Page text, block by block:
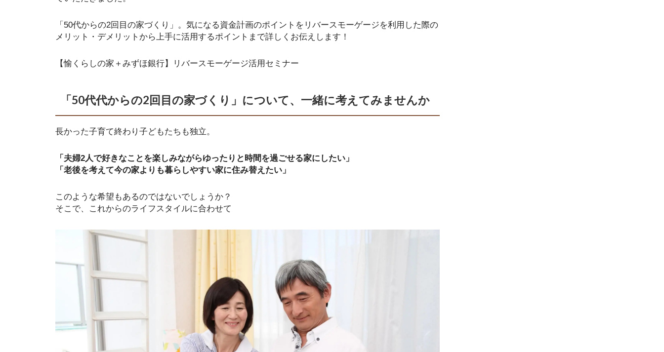
「50代からの2回目の家づくり」。気になる資金計画のポイントをリバースモーゲージを利用した際の
メリット・デメリットから上手に活用するポイントまで詳しくお伝えします！
【愉くらしの家＋みずほ銀行】リバースモーゲージ活用セミナー
「50代代からの2回目の家づくり」について、一緒に考えてみませんか
長かった子育て終わり子どもたちも独立。
「夫婦2人で好きなことを楽しみながらゆったりと時間を過ごせる家にしたい」
「老後を考えて今の家よりも暮らしやすい家に住み替えたい」
このような希望もあるのではないでしょうか？
そこで、これからのライフスタイルに合わせて